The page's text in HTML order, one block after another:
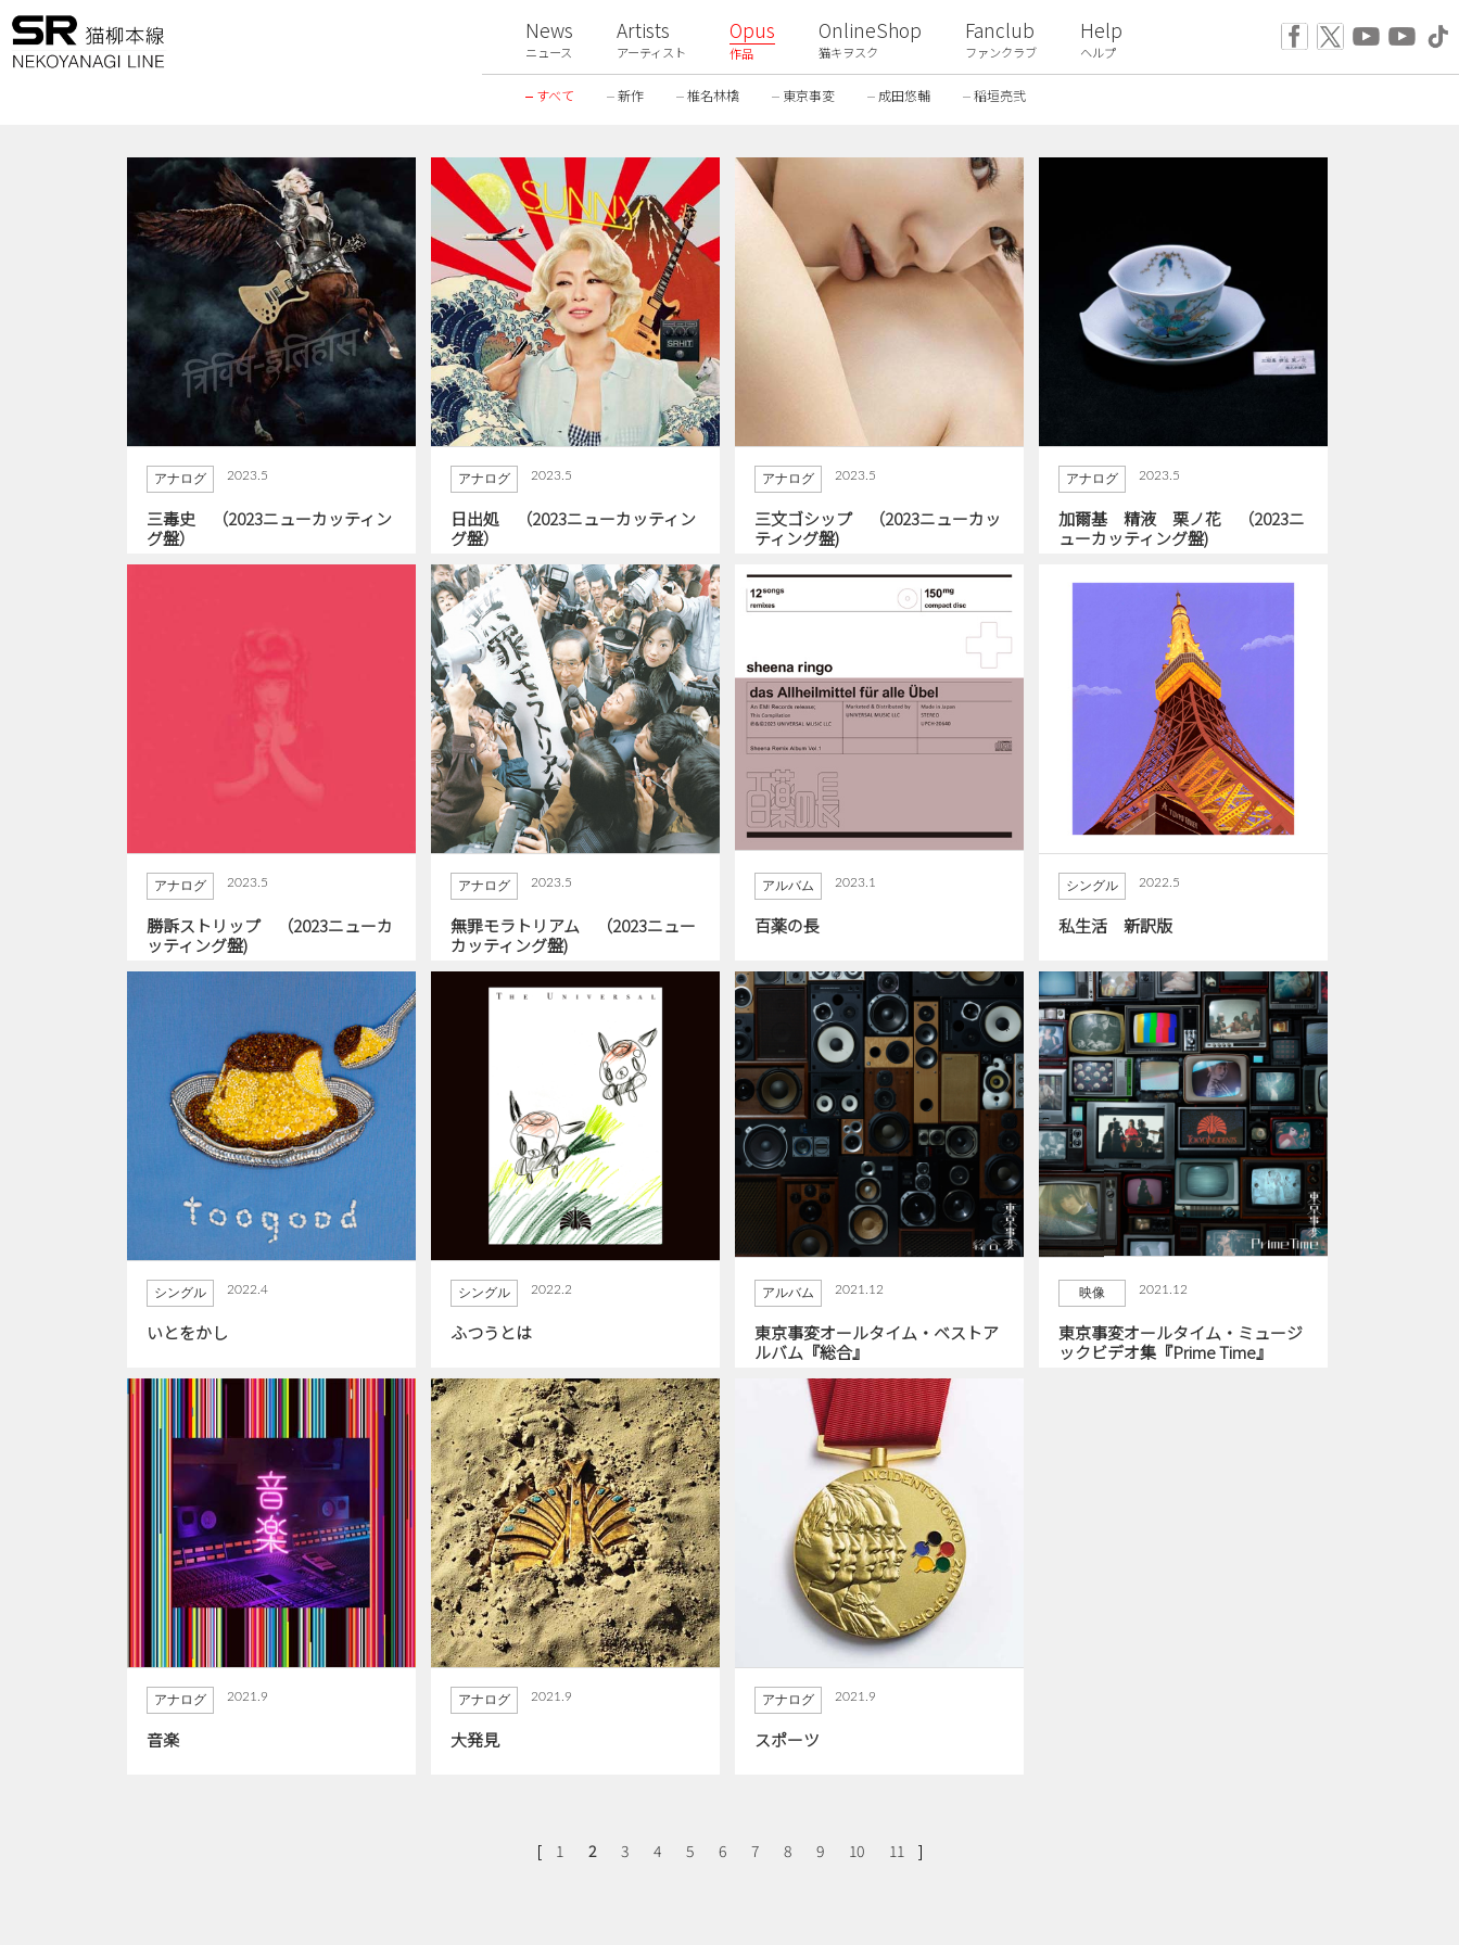
News
ニュース
Artists
アーティスト
Opus
作品
OnlineShop
猫キヲスク
Fanclub
ファンクラブ
Help
ヘルプ
すべて 新作 椎名林檎 東京事変 成田悠輔 稲垣亮弐
アナログ 2023.5
三毒史 （2023ニューカッティン
グ盤）
アナログ 2023.5
日出処 （2023ニューカッティン
グ盤）
アナログ 2023.5
三文ゴシップ （2023ニューカッ
ティング盤)
アナログ 2023.5
加爾基 精液 栗ノ花 （2023ニ
ューカッティング盤)
アナログ 2023.5
勝訴ストリップ （2023ニューカ
ッティング盤)
アナログ 2023.5
無罪モラトリアム （2023ニュー
カッティング盤)
アルバム 2023.1
百薬の長
シングル 2022.5
私生活 新訳版
シングル 2022.4
いとをかし
シングル 2022.2
ふつうとは
アルバム 2021.12
東京事変オールタイム・ベストア
ルバム『総合』
映像 2021.12
東京事変オールタイム・ミュージ
ックビデオ集『Prime Time』
アナログ 2021.9
音楽
アナログ 2021.9
大発見
アナログ 2021.9
スポーツ
[ 1 2 3 4 5 6 7 8 9 10 11 ]